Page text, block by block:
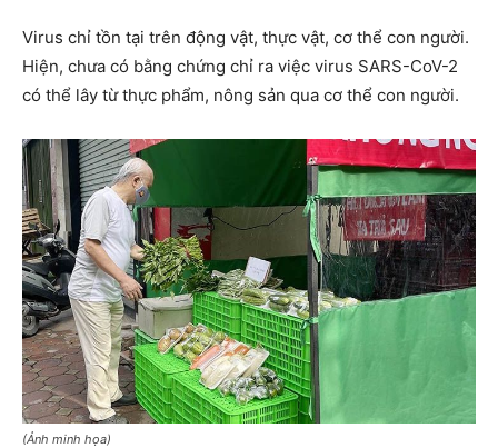
Virus chỉ tồn tại trên động vật, thực vật, cơ thể con người.
Hiện, chưa có bằng chứng chỉ ra việc virus SARS-CoV-2
có thể lây từ thực phẩm, nông sản qua cơ thể con người.
(Ảnh minh họa)